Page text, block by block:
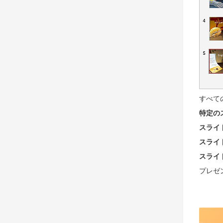
すべて
特定の
スライ
スライ
スライ
プレゼ